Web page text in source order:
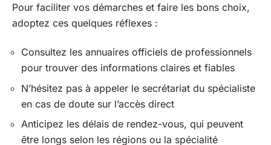
Pour faciliter vos démarches et faire les bons choix,
adoptez ces quelques réflexes :
Consultez les annuaires officiels de professionnels
pour trouver des informations claires et fiables
N’hésitez pas à appeler le secrétariat du spécialiste
en cas de doute sur l’accès direct
Anticipez les délais de rendez-vous, qui peuvent
être longs selon les régions ou la spécialité